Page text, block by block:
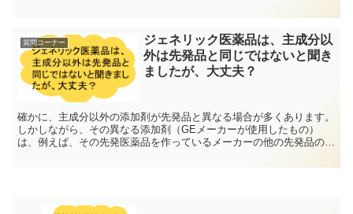
質問コーナー
ジェネリック医薬品は、主成分以
外は先発品と同じではないと聞き
ましたが、大丈夫？
確かに、主成分以外の添加剤が先発品と異なる場合が多くあります。
しかしながら、その異なる添加剤（GEメーカーが使用したもの）
は、例えば、その先発医薬品を作っているメーカーの他の先発品の添